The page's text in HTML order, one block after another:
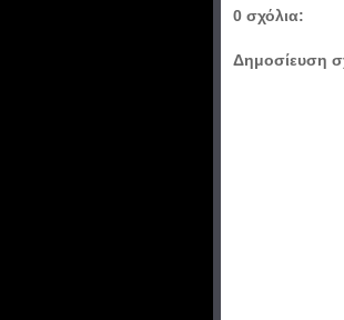
0 σχόλια:
Δημοσίευση